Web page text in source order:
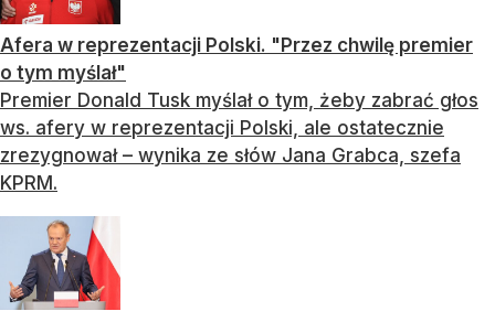
Afera w reprezentacji Polski. "Przez chwilę premier
o tym myślał"
Premier Donald Tusk myślał o tym, żeby zabrać głos
ws. afery w reprezentacji Polski, ale ostatecznie
zrezygnował – wynika ze słów Jana Grabca, szefa
KPRM.